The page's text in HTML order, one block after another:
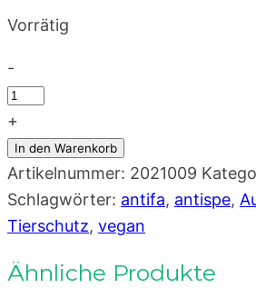
Vorrätig
-
Animal
Liberation,
Human
Liberation
–
veganer
6×6
+
In den Warenkorb
Artikelnummer: 2021009
Schlagwörter: antifa, antispe,
Tierschutz, vegan
Ähnliche Produkte